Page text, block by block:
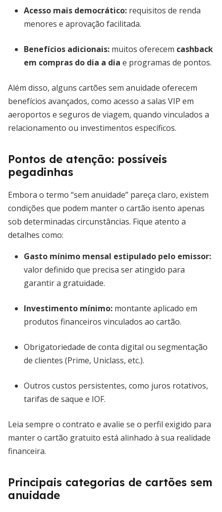
Acesso mais democrático: requisitos de renda
menores e aprovação facilitada.
Benefícios adicionais: muitos oferecem cashback
em compras do dia a dia e programas de pontos.
Além disso, alguns cartões sem anuidade oferecem
benefícios avançados, como acesso a salas VIP em
aeroportos e seguros de viagem, quando vinculados a
relacionamento ou investimentos específicos.
Pontos de atenção: possíveis
pegadinhas
Embora o termo “sem anuidade” pareça claro, existem
condições que podem manter o cartão isento apenas
sob determinadas circunstâncias. Fique atento a
detalhes como:
Gasto mínimo mensal estipulado pelo emissor:
valor definido que precisa ser atingido para
garantir a gratuidade.
Investimento mínimo: montante aplicado em
produtos financeiros vinculados ao cartão.
Obrigatoriedade de conta digital ou segmentação
de clientes (Prime, Uniclass, etc.).
Outros custos persistentes, como juros rotativos,
tarifas de saque e IOF.
Leia sempre o contrato e avalie se o perfil exigido para
manter o cartão gratuito está alinhado à sua realidade
financeira.
Principais categorias de cartões sem
anuidade